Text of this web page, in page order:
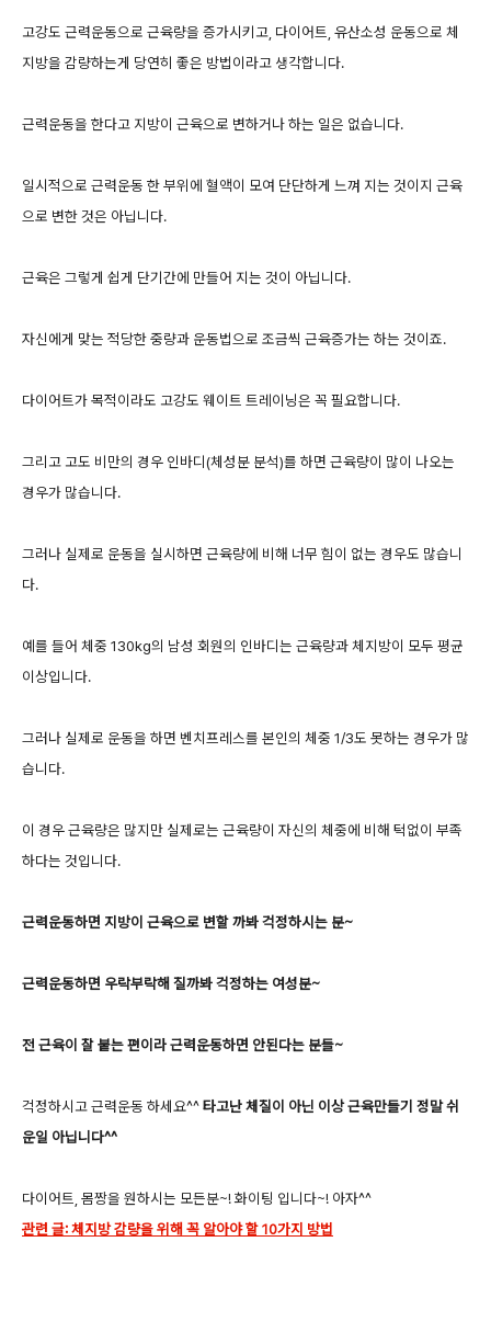
고강도 근력운동으로 근육량을 증가시키고, 다이어트, 유산소성 운동으로 체
지방을 감량하는게 당연히 좋은 방법이라고 생각합니다.
근력운동을 한다고 지방이 근육으로 변하거나 하는 일은 없습니다.
일시적으로 근력운동 한 부위에 혈액이 모여 단단하게 느껴 지는 것이지 근육
으로 변한 것은 아닙니다.
근육은 그렇게 쉽게 단기간에 만들어 지는 것이 아닙니다.
자신에게 맞는 적당한 중량과 운동법으로 조금씩 근육증가는 하는 것이죠.
다이어트가 목적이라도 고강도 웨이트 트레이닝은 꼭 필요합니다.
그리고 고도 비만의 경우 인바디(체성분 분석)를 하면 근육량이 많이 나오는
경우가 많습니다.
그러나 실제로 운동을 실시하면 근육량에 비해 너무 힘이 없는 경우도 많습니
다.
예를 들어 체중 130kg의 남성 회원의 인바디는 근육량과 체지방이 모두 평균
이상입니다.
그러나 실제로 운동을 하면 벤치프레스를 본인의 체중 1/3도 못하는 경우가 많
습니다.
이 경우 근육량은 많지만 실제로는 근육량이 자신의 체중에 비해 턱없이 부족
하다는 것입니다.
근력운동하면 지방이 근육으로 변할 까봐 걱정하시는 분~
근력운동하면 우락부락해 질까봐 걱정하는 여성분~
전 근육이 잘 붙는 편이라 근력운동하면 안된다는 분들~
걱정하시고 근력운동 하세요^^타고난 체질이 아닌 이상 근육만들기 정말 쉬
운일 아닙니다^^
다이어트, 몸짱을 원하시는 모든분~! 화이팅 입니다~! 아자^^
관련 글: 체지방 감량을 위해 꼭 알아야 할 10가지 방법